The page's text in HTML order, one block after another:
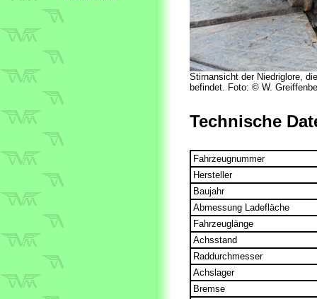
Stirnansicht der Niedriglore,
befindet. Foto: © W.
Technische
Fahrzeugnummer
Hersteller
Baujahr
Abmessung Ladefläche
Fahrzeuglänge
Achsstand
Raddurchmesser
Achslager
Bremse